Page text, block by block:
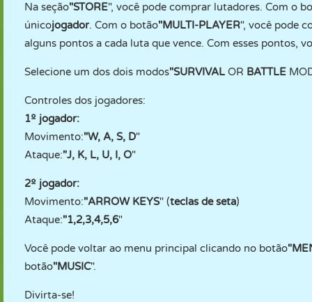
Na seção"STORE", você pode comprar lutadores. Com o
únicojogador. Com o botão"MULTI-PLAYER", você pode
alguns pontos a cada luta que vence. Com esses pontos,
Selecione um dos dois modos"SURVIVAL OR BATTLE
Controles dos jogadores:
1º jogador:
Movimento:"W, A, S, D"
Ataque:"J, K, L, U, I, O"
2º jogador:
Movimento:"ARROW KEYS" (teclas de seta)
Ataque:"1,2,3,4,5,6"
Você pode voltar ao menu principal clicando no botão
botão"MUSIC".
Divirta-se!